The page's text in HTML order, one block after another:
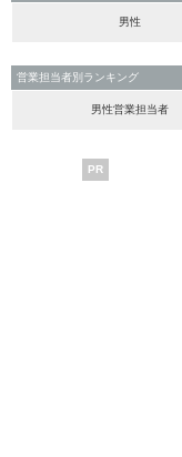
男性
営業担当者別ランキング
男性営業担当者
PR